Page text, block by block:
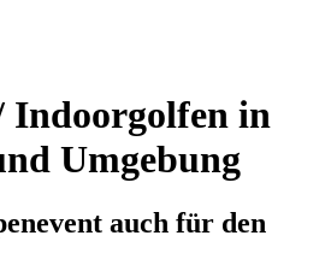
Indoorgolfen in
Umgebung
auch für den